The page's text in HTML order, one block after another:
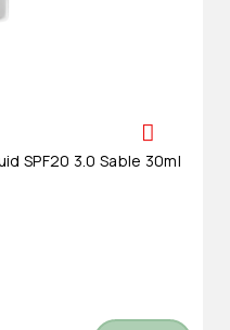
SPF20 3.0 Sable 30ml